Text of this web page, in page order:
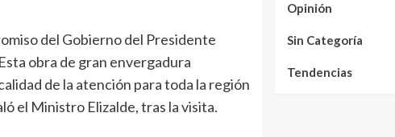
del Gobierno del Presidente
obra de gran envergadura
de la atención para toda la región
el Ministro Elizalde, tras la visita.
Opinión
Sin Categoría
Tendencias